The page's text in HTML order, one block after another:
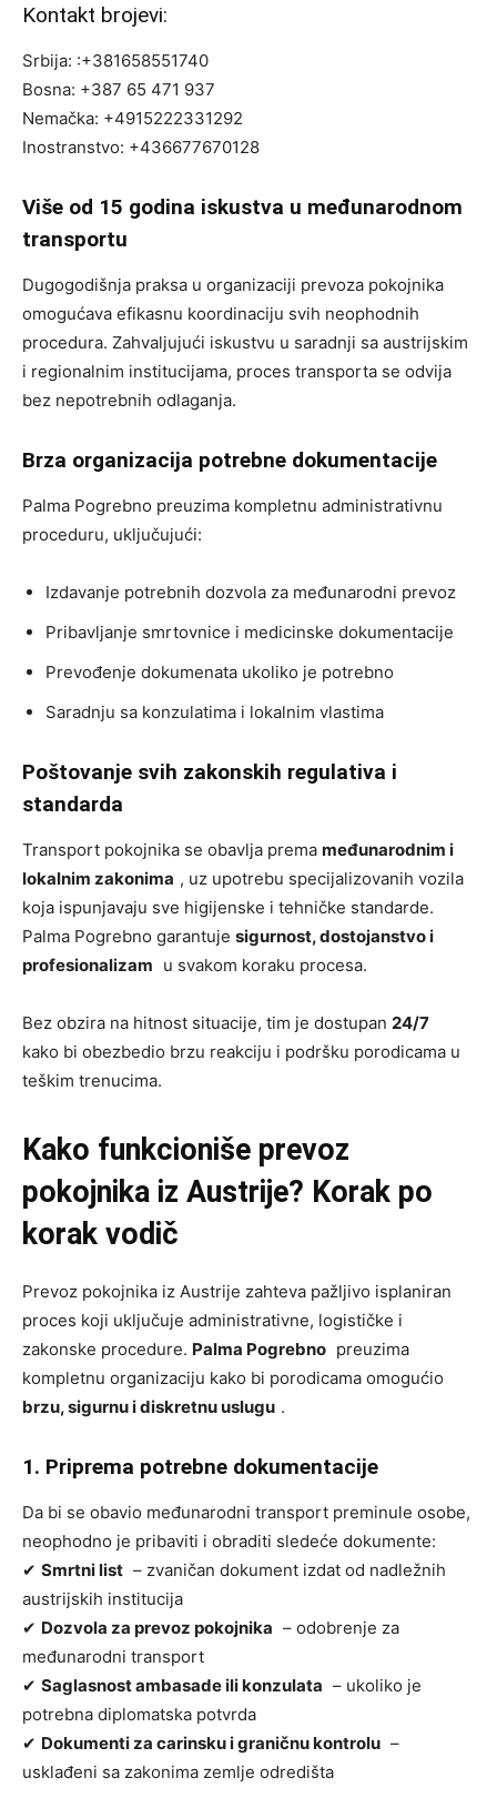
Kontakt brojevi:
Srbija: :+381658551740
Bosna: +387 65 471 937
Nemačka: +4915222331292
Inostranstvo: +436677670128
Više od 15 godina iskustva u međunarodnom
transportu
Dugogodišnja praksa u organizaciji prevoza pokojnika
omogućava efikasnu koordinaciju svih neophodnih
procedura. Zahvaljujući iskustvu u saradnji sa austrijskim
i regionalnim institucijama, proces transporta se odvija
bez nepotrebnih odlaganja.
Brza organizacija potrebne dokumentacije
Palma Pogrebno preuzima kompletnu administrativnu
proceduru, uključujući:
Izdavanje potrebnih dozvola za međunarodni prevoz
Pribavljanje smrtovnice i medicinske dokumentacije
Prevođenje dokumenata ukoliko je potrebno
Saradnju sa konzulatima i lokalnim vlastima
Poštovanje svih zakonskih regulativa i
standarda
Transport pokojnika se obavlja prema međunarodnim i
lokalnim zakonima , uz upotrebu specijalizovanih vozila
koja ispunjavaju sve higijenske i tehničke standarde.
Palma Pogrebno garantuje sigurnost, dostojanstvo i
profesionalizam u svakom koraku procesa.
Bez obzira na hitnost situacije, tim je dostupan 24/7
kako bi obezbedio brzu reakciju i podršku porodicama u
teškim trenucima.
Kako funkcioniše prevoz
pokojnika iz Austrije? Korak po
korak vodič
Prevoz pokojnika iz Austrije zahteva pažljivo isplaniran
proces koji uključuje administrativne, logističke i
zakonske procedure. Palma Pogrebno preuzima
kompletnu organizaciju kako bi porodicama omogućio
brzu, sigurnu i diskretnu uslugu .
1. Priprema potrebne dokumentacije
Da bi se obavio međunarodni transport preminule osobe,
neophodno je pribaviti i obraditi sledeće dokumente:
✔ Smrtni list – zvaničan dokument izdat od nadležnih
austrijskih institucija
✔ Dozvola za prevoz pokojnika – odobrenje za
međunarodni transport
✔ Saglasnost ambasade ili konzulata – ukoliko je
potrebna diplomatska potvrda
✔ Dokumenti za carinsku i graničnu kontrolu –
usklađeni sa zakonima zemlje odredišta